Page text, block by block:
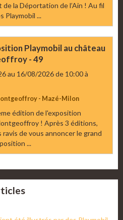
de la Déportation de l’Ain ! Au fil
Playmobil ...
Playmobil au château
- 49
au 16/08/2026de 10:00à
- Mazé-Milon
édition de l'exposition
! Après 3 éditions,
ravis de vous annoncer le grand
...